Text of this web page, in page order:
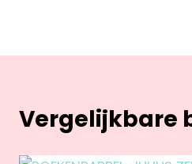
Vergelijkbare